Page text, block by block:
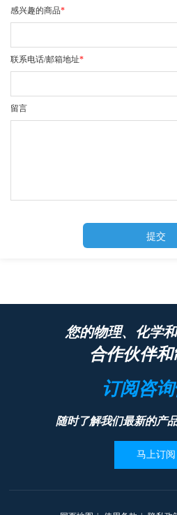
感兴趣的商品*
联系电话/邮箱地址*
留言
提交
您的物理、化学
合作伙伴
订阅咨
随时了解我们最新的产
马上订阅